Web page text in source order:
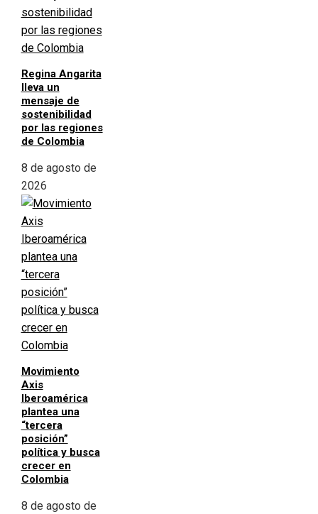
Regina Angarita
lleva un
mensaje de
sostenibilidad
por las regiones
de Colombia
8 de agosto de
2026
Movimiento
Axis
Iberoamérica
plantea una
“tercera
posición”
política y busca
crecer en
Colombia
8 de agosto de